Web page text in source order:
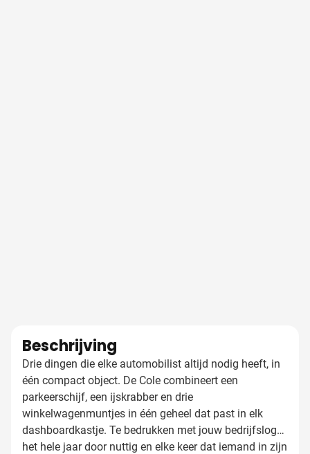
Beschrijving
Drie dingen die elke automobilist altijd nodig heeft, in
één compact object. De Cole combineert een
parkeerschijf, een ijskrabber en drie
winkelwagenmuntjes in één geheel dat past in elk
dashboardkastje. Te bedrukken met jouw bedrijfslogo,
het hele jaar door nuttig en elke keer dat iemand in zijn